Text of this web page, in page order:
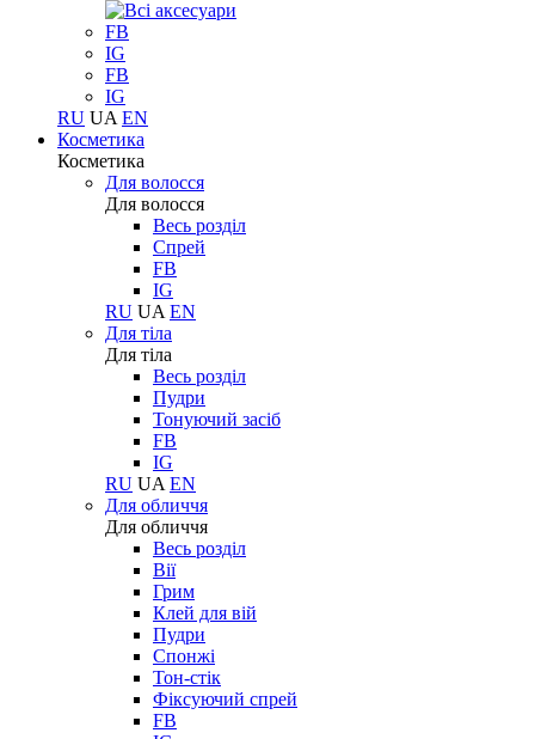
FB
IG
FB
IG
RU UA EN
Косметика
Косметика
Для волосся
Для волосся
Весь розділ
Спрей
FB
IG
RU UA EN
Для тіла
Для тіла
Весь розділ
Пудри
Тонуючий засіб
FB
IG
RU UA EN
Для обличчя
Для обличчя
Весь розділ
Вії
Грим
Клей для вій
Пудри
Спонжі
Тон-стік
Фіксуючий спрей
FB